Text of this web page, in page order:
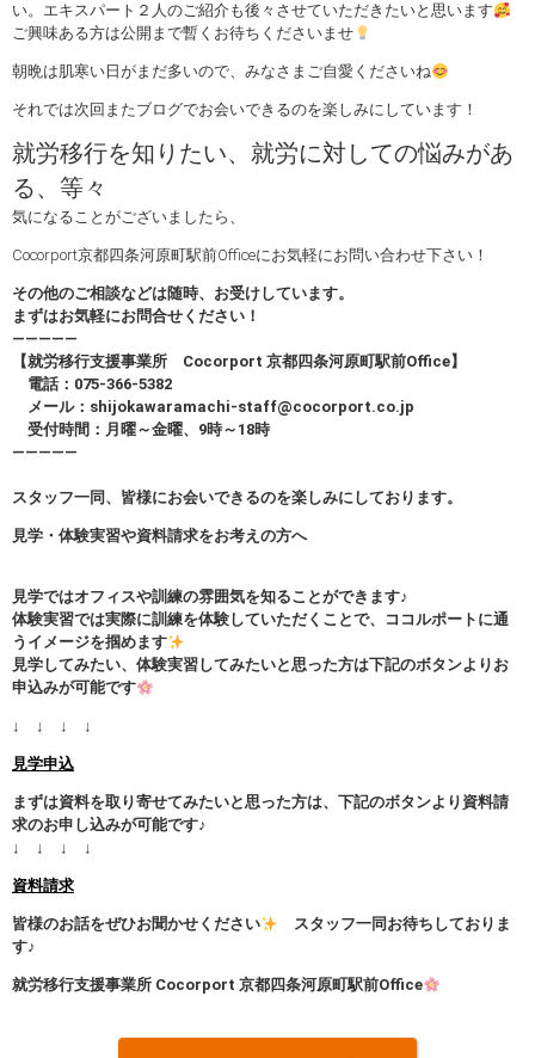
い。エキスパート２人のご紹介も後々させていただきたいと思います
ご興味ある方は公開まで暫くお待ちくださいませ
朝晩は肌寒い日がまだ多いので、みなさまご自愛くださいね
それでは次回またブログでお会いできるのを楽しみにしています！
就労移行を知りたい、就労に対しての悩みがあ
る、等々
気になることがございましたら、
Cocorport京都四条河原町駅前Officeにお気軽にお問い合わせ下さい！
その他のご相談などは随時、お受けしています。
まずはお気軽にお問合せください！
—————
【就労移行支援事業所 Cocorport 京都四条河原町駅前Office】
電話：075-366-5382
メール：shijokawaramachi-staff@cocorport.co.jp
受付時間：月曜～金曜、9時～18時
—————
スタッフ一同、皆様にお会いできるのを楽しみにしております。
見学・体験実習や資料請求をお考えの方へ
見学ではオフィスや訓練の雰囲気を知ることができます♪
体験実習では実際に訓練を体験していただくことで、ココルポートに通
うイメージを掴めます
見学してみたい、体験実習してみたいと思った方は下記のボタンよりお
申込みが可能です
↓ ↓ ↓ ↓
見学申込
まずは資料を取り寄せてみたいと思った方は、下記のボタンより資料請
求のお申し込みが可能です♪
↓ ↓ ↓ ↓
資料請求
皆様のお話をぜひお聞かせください
スタッフ一同お待ちしておりま
す♪
就労移行支援事業所 Cocorport 京都四条河原町駅前Office